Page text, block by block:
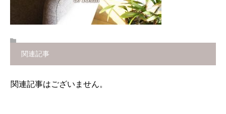
関連記事
関連記事はございません。